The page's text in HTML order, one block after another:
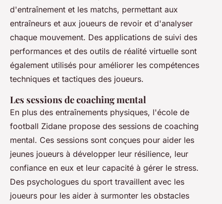
d'entraînement et les matchs, permettant aux
entraîneurs et aux joueurs de revoir et d'analyser
chaque mouvement. Des applications de suivi des
performances et des outils de réalité virtuelle sont
également utilisés pour améliorer les compétences
techniques et tactiques des joueurs.
Les sessions de coaching mental
En plus des entraînements physiques, l'école de
football Zidane propose des sessions de coaching
mental. Ces sessions sont conçues pour aider les
jeunes joueurs à développer leur résilience, leur
confiance en eux et leur capacité à gérer le stress.
Des psychologues du sport travaillent avec les
joueurs pour les aider à surmonter les obstacles